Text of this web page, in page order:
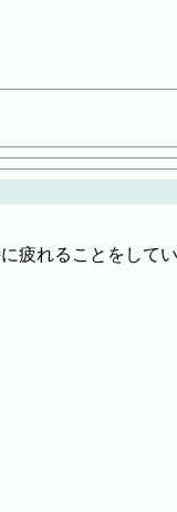
れることをして